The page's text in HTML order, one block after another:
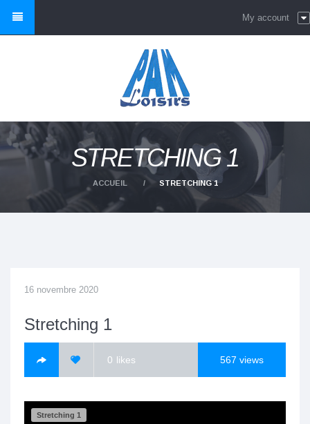
My account
STRETCHING 1
ACCUEIL STRETCHING 1
16 novembre 2020
Stretching 1
0 likes 567 views
Stretching 1